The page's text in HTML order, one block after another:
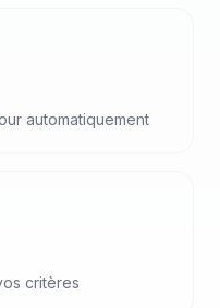
automatiquement
critères